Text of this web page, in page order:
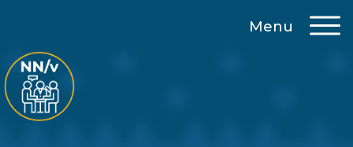
Menu